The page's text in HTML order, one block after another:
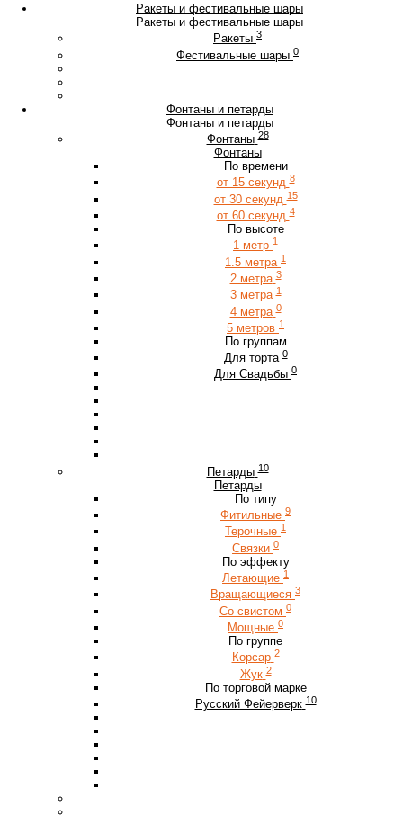
Ракеты и фестивальные шары
Ракеты и фестивальные шары
Ракеты 3
Фестивальные шары 0
Фонтаны и петарды
Фонтаны и петарды
Фонтаны 28
Фонтаны
По времени
от 15 секунд 8
от 30 секунд 15
от 60 секунд 4
По высоте
1 метр 1
1.5 метра 1
2 метра 3
3 метра 1
4 метра 0
5 метров 1
По группам
Для торта 0
Для Свадьбы 0
Петарды 10
Петарды
По типу
Фитильные 9
Терочные 1
Связки 0
По эффекту
Летающие 1
Вращающиеся 3
Со свистом 0
Мощные 0
По группе
Корсар 2
Жук 2
По торговой марке
Русский Фейерверк 10